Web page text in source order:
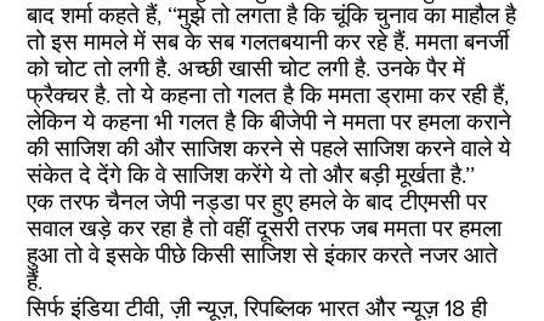
बाद शर्मा कहते हैं, ‘‘मुझे तो लगता है कि चूंकि चुनाव का माहौल है
तो इस मामले में सब के सब गलतबयानी कर रहे हैं. ममता बनर्जी
को चोट तो लगी है. अच्छी खासी चोट लगी है. उनके पैर में
फ्रैक्चर है. तो ये कहना तो गलत है कि ममता ड्रामा कर रही हैं,
लेकिन ये कहना भी गलत है कि बीजेपी ने ममता पर हमला कराने
की साजिश की और साजिश करने से पहले साजिश करने वाले ये
संकेत दे देंगे कि वे साजिश करेंगे ये तो और बड़ी मूर्खता है.’’
एक तरफ चैनल जेपी नड्डा पर हुए हमले के बाद टीएमसी पर
सवाल खड़े कर रहा है तो वहीं दूसरी तरफ जब ममता पर हमला
हुआ तो वे इसके पीछे किसी साजिश से इंकार करते नजर आते
हैं.
सिर्फ इंडिया टीवी, ज़ी न्यूज़, रिपब्लिक भारत और न्यूज़ 18 ही